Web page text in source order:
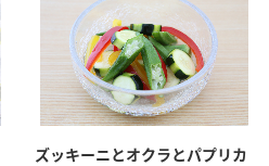
ズッキーニとオクラとパプリカ